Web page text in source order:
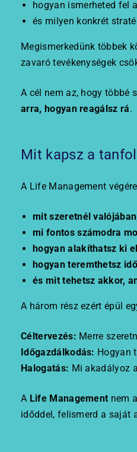
hogyan ismerheted fel
és milyen konkrét
Megismerkedünk többek
zavaró tevékenységek
A cél nem az, hogy többé
arra, hogyan reagálsz rá.
Mit kapsz a
A Life Management
mit szeretnél
mi fontos számodra
hogyan alakíthatsz ki
hogyan teremthetsz
és mit tehetsz akkor,
A három rész ezért épül
Céltervezés: Merre
Időgazdálkodás: Hogyan
Halogatás: Mi akadályoz
A Life Management nem
időddel, felismerd a saját